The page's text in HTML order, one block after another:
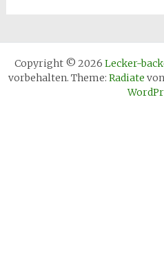
Copyright © 2026 Lecker-
vorbehalten. Theme: Radiate